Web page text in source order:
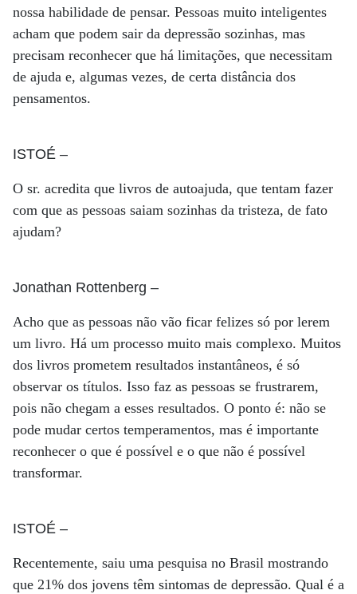
nossa habilidade de pensar. Pessoas muito inteligentes
acham que podem sair da depressão sozinhas, mas
precisam reconhecer que há limitações, que necessitam
de ajuda e, algumas vezes, de certa distância dos
pensamentos.
ISTOÉ –
O sr. acredita que livros de autoajuda, que tentam fazer
com que as pessoas saiam sozinhas da tristeza, de fato
ajudam?
Jonathan Rottenberg –
Acho que as pessoas não vão ficar felizes só por lerem
um livro. Há um processo muito mais complexo. Muitos
dos livros prometem resultados instantâneos, é só
observar os títulos. Isso faz as pessoas se frustrarem,
pois não chegam a esses resultados. O ponto é: não se
pode mudar certos temperamentos, mas é importante
reconhecer o que é possível e o que não é possível
transformar.
ISTOÉ –
Recentemente, saiu uma pesquisa no Brasil mostrando
que 21% dos jovens têm sintomas de depressão. Qual é a